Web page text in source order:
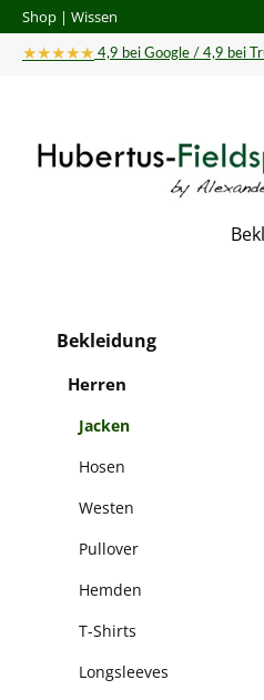
Hauptinhalt springen
Zur Suche springen
Zur Hauptnavigation springen
Shop | Wissen
★★★★★ 4,9 bei Google / 4,9 bei
Bekleidung
Herren
Jacken
Hosen
Westen
Pullover
Hemden
T-Shirts
Longsleeves